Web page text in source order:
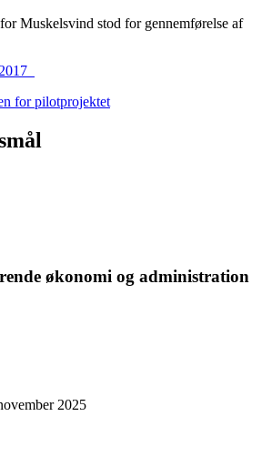
Muskelsvind stod for gennemførelse af
for pilotprojektet
økonomi og administration
2025